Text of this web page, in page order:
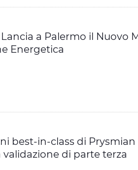
a Palermo il Nuovo
Energetica
best-in-class di
validazione di parte terza